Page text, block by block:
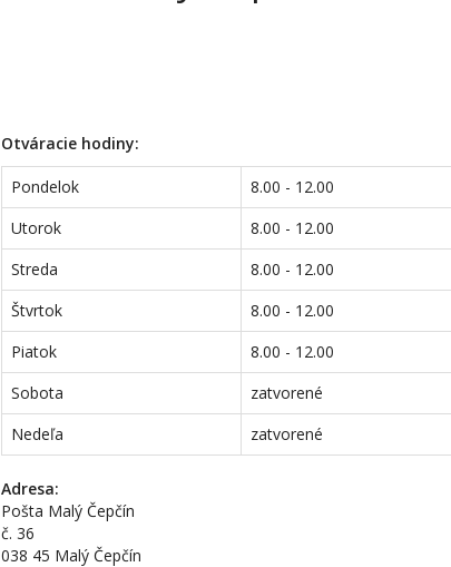
Otváracie hodiny:
Pondelok 8.00 - 12.00
Utorok
8.00 - 12.00
Streda
8.00 - 12.00
Štvrtok
8.00 - 12.00
Piatok
8.00 - 12.00
Sobota
zatvorené
Nedeľa
zatvorené
Adresa:
Pošta Malý Čepčín
č. 36
038 45 Malý Čepčín